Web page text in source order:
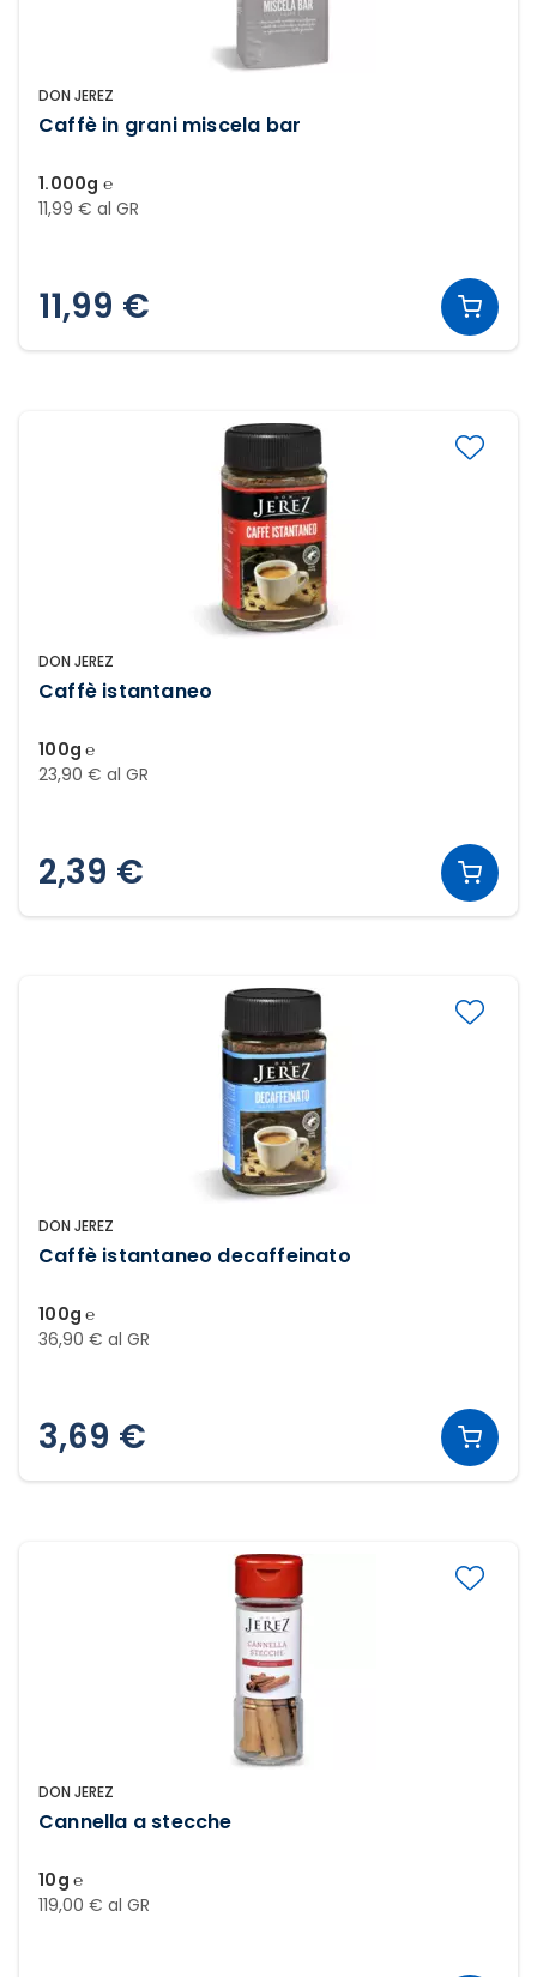
DON JEREZ
Caffè in grani miscela bar
1.000g ℮
11,99 € al GR
11,99 €
DON JEREZ
Caffè istantaneo
100g ℮
23,90 € al GR
2,39 €
DON JEREZ
Caffè istantaneo decaffeinato
100g ℮
36,90 € al GR
3,69 €
DON JEREZ
Cannella a stecche
10g ℮
119,00 € al GR